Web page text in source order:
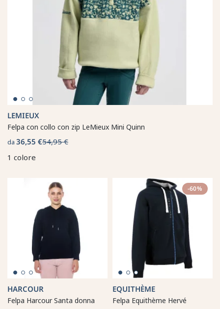
LEMIEUX
Felpa con collo con zip LeMieux Mini Quinn
da 36,55 €54,95 €
1 colore
HARCOUR
Felpa Harcour Santa donna
-60%
EQUITHÈME
Felpa Equithème Hervé